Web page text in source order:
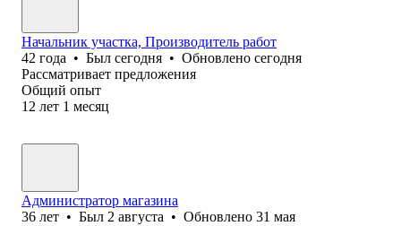
Начальник участка, Производитель работ
42 года • Был сегодня • Обновлено сегодня
Рассматривает предложения
Общий опыт
12 лет 1 месяц
Администратор магазина
36 лет • Был 2 августа • Обновлено 31 мая